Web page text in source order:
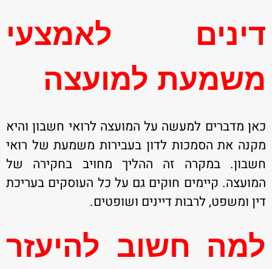
דינים לאמצעי
משמעת למועצה
כאן מדברים למעשה על המועצה לרואי חשבון והיא
מקנה את הסמכות לדון בעבירות משמעת של רואי
חשבון. במקרה זה ההליך מחויב בחקירה של
המועצה. קיימים חוקים גם על כל העוסקים בעריכת
דין ומשפט, לרבות דיינים ושופטים.
למה חשוב להיעזר